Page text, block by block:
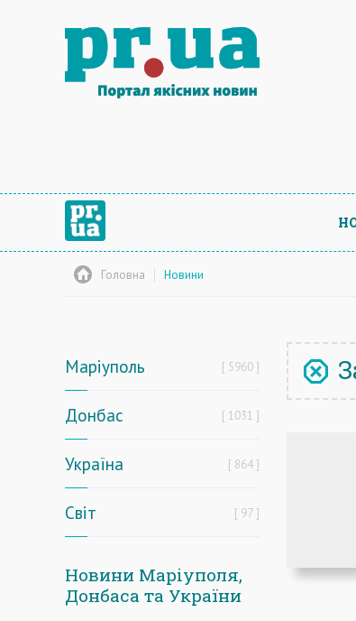
Головна Новини
Маріуполь 5960
Донбас 1031
Україна 864
Світ 97
Новини Маріуполя,
Донбаса та України